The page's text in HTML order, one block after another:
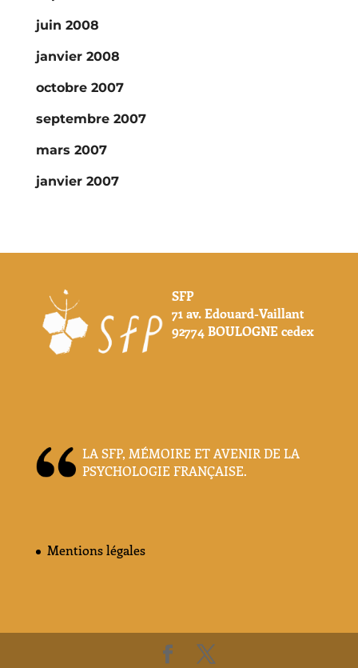
juin 2008
janvier 2008
octobre 2007
septembre 2007
mars 2007
janvier 2007
SFP
71 av. Edouard-Vaillant
92774 BOULOGNE cedex
LA SFP, MÉMOIRE ET AVENIR DE LA
PSYCHOLOGIE FRANÇAISE.
Mentions légales